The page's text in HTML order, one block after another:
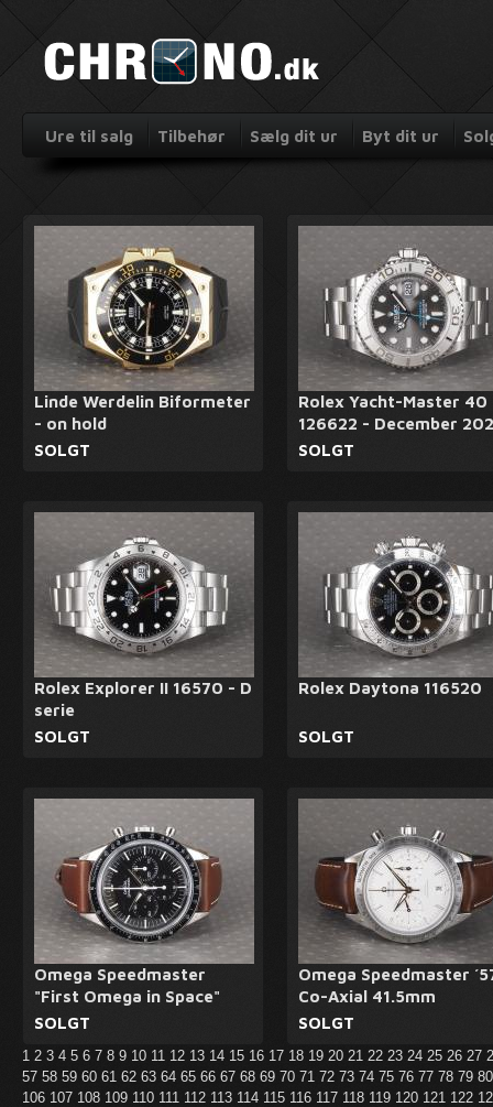
Ure til salg Tilbehør Sælg dit ur Byt dit ur
Linde Werdelin Biformeter
- on hold
SOLGT
Rolex Yacht-Master 40
126622 - December
SOLGT
Rolex Explorer II 16570 - D
serie
SOLGT
Rolex Daytona 116520
SOLGT
Omega Speedmaster
"First Omega in Space"
SOLGT
Omega Speedmaster
Co-Axial 41.5mm
SOLGT
1 2 3 4 5 6 7 8 9 10 11 12 13 14 15 16 17 18 19 20 21 22 23 24 25 26 27
57 58 59 60 61 62 63 64 65 66 67 68 69 70 71 72 73 74 75 76 77 78 79
106 107 108 109 110 111 112 113 114 115 116 117 118 119 120 121 122